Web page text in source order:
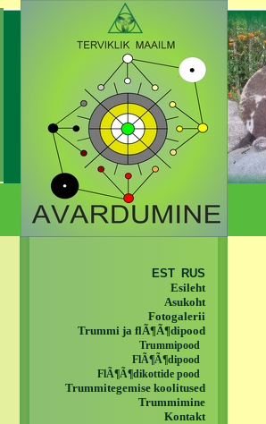
EST RUS
Esileht
Asukoht
Fotogalerii
Trummi ja flÃ¶Ã¶dipood
Trummipood
FlÃ¶Ã¶dipood
FlÃ¶Ã¶dikottide pood
Trummitegemise koolitused
Trummimine
Kontakt